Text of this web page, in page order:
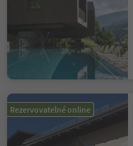
Rezervovatelné online